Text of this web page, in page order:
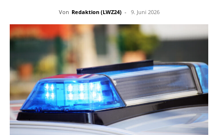
Von Redaktion (LWZ24) - 9. Juni 2026